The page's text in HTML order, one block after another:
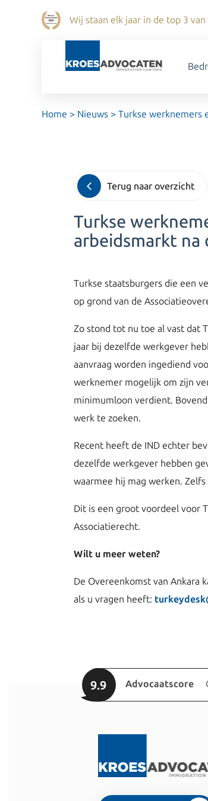
Wij staan elk jaar in de top 3
Home > Nieuws > Turkse werknemers
Terug naar overzicht
Turkse
arbeidsmarkt na
Turkse staatsburgers die een
op grond van de
Zo stond tot nu toe al vast dat
jaar bij dezelfde werkgever
aanvraag worden ingediend
werknemer mogelijk om zijn
minimumloon verdient.
werk te zoeken.
Recent heeft de IND echter
dezelfde werkgever hebben
waarmee hij mag werken.
Dit is een groot voordeel voor
Associatierecht.
Wilt u meer weten?
De Overeenkomst van Ankara
als u vragen heeft:
9.9 Advocaatscore